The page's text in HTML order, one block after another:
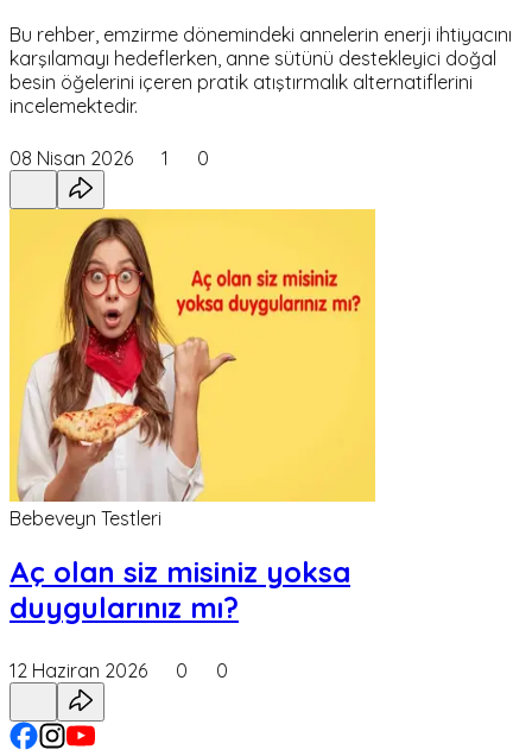
Bu rehber, emzirme dönemindeki annelerin enerji ihtiyacını
karşılamayı hedeflerken, anne sütünü destekleyici doğal
besin öğelerini içeren pratik atıştırmalık alternatiflerini
incelemektedir.
08 Nisan 2026 1 0
Bebeveyn Testleri
Aç olan siz misiniz yoksa
duygularınız mı?
12 Haziran 2026 0 0